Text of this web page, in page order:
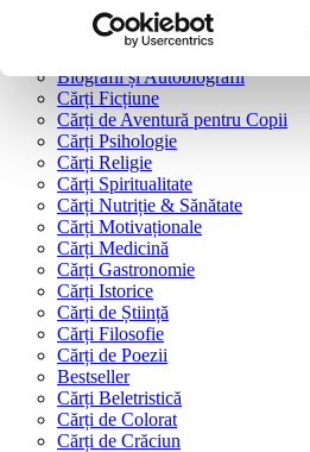
Cărți Dezvoltare Personală
Cărți Familie & Cuplu
Biografii și Autobiografii
Cărți Ficțiune
Cărți de Aventură pentru Copii
Cărți Psihologie
Cărți Religie
Cărți Spiritualitate
Cărți Nutriție & Sănătate
Cărți Motivaționale
Cărți Medicină
Cărți Gastronomie
Cărți Istorice
Cărți de Știință
Cărți Filosofie
Cărți de Poezii
Bestseller
Cărți Beletristică
Cărți de Colorat
Cărți de Crăciun